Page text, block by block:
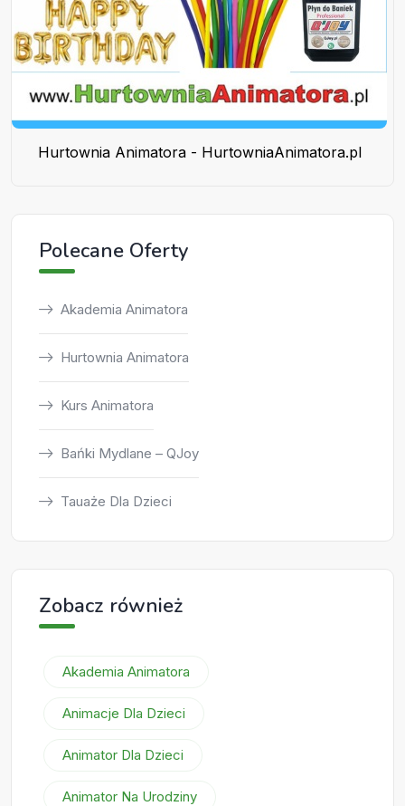
Hurtownia Animatora - HurtowniaAnimatora.pl
Polecane Oferty
Akademia Animatora
Hurtownia Animatora
Kurs Animatora
Bańki Mydlane – QJoy
Tauaże Dla Dzieci
Zobacz również
Akademia Animatora
Animacje Dla Dzieci
Animator Dla Dzieci
Animator Na Urodziny